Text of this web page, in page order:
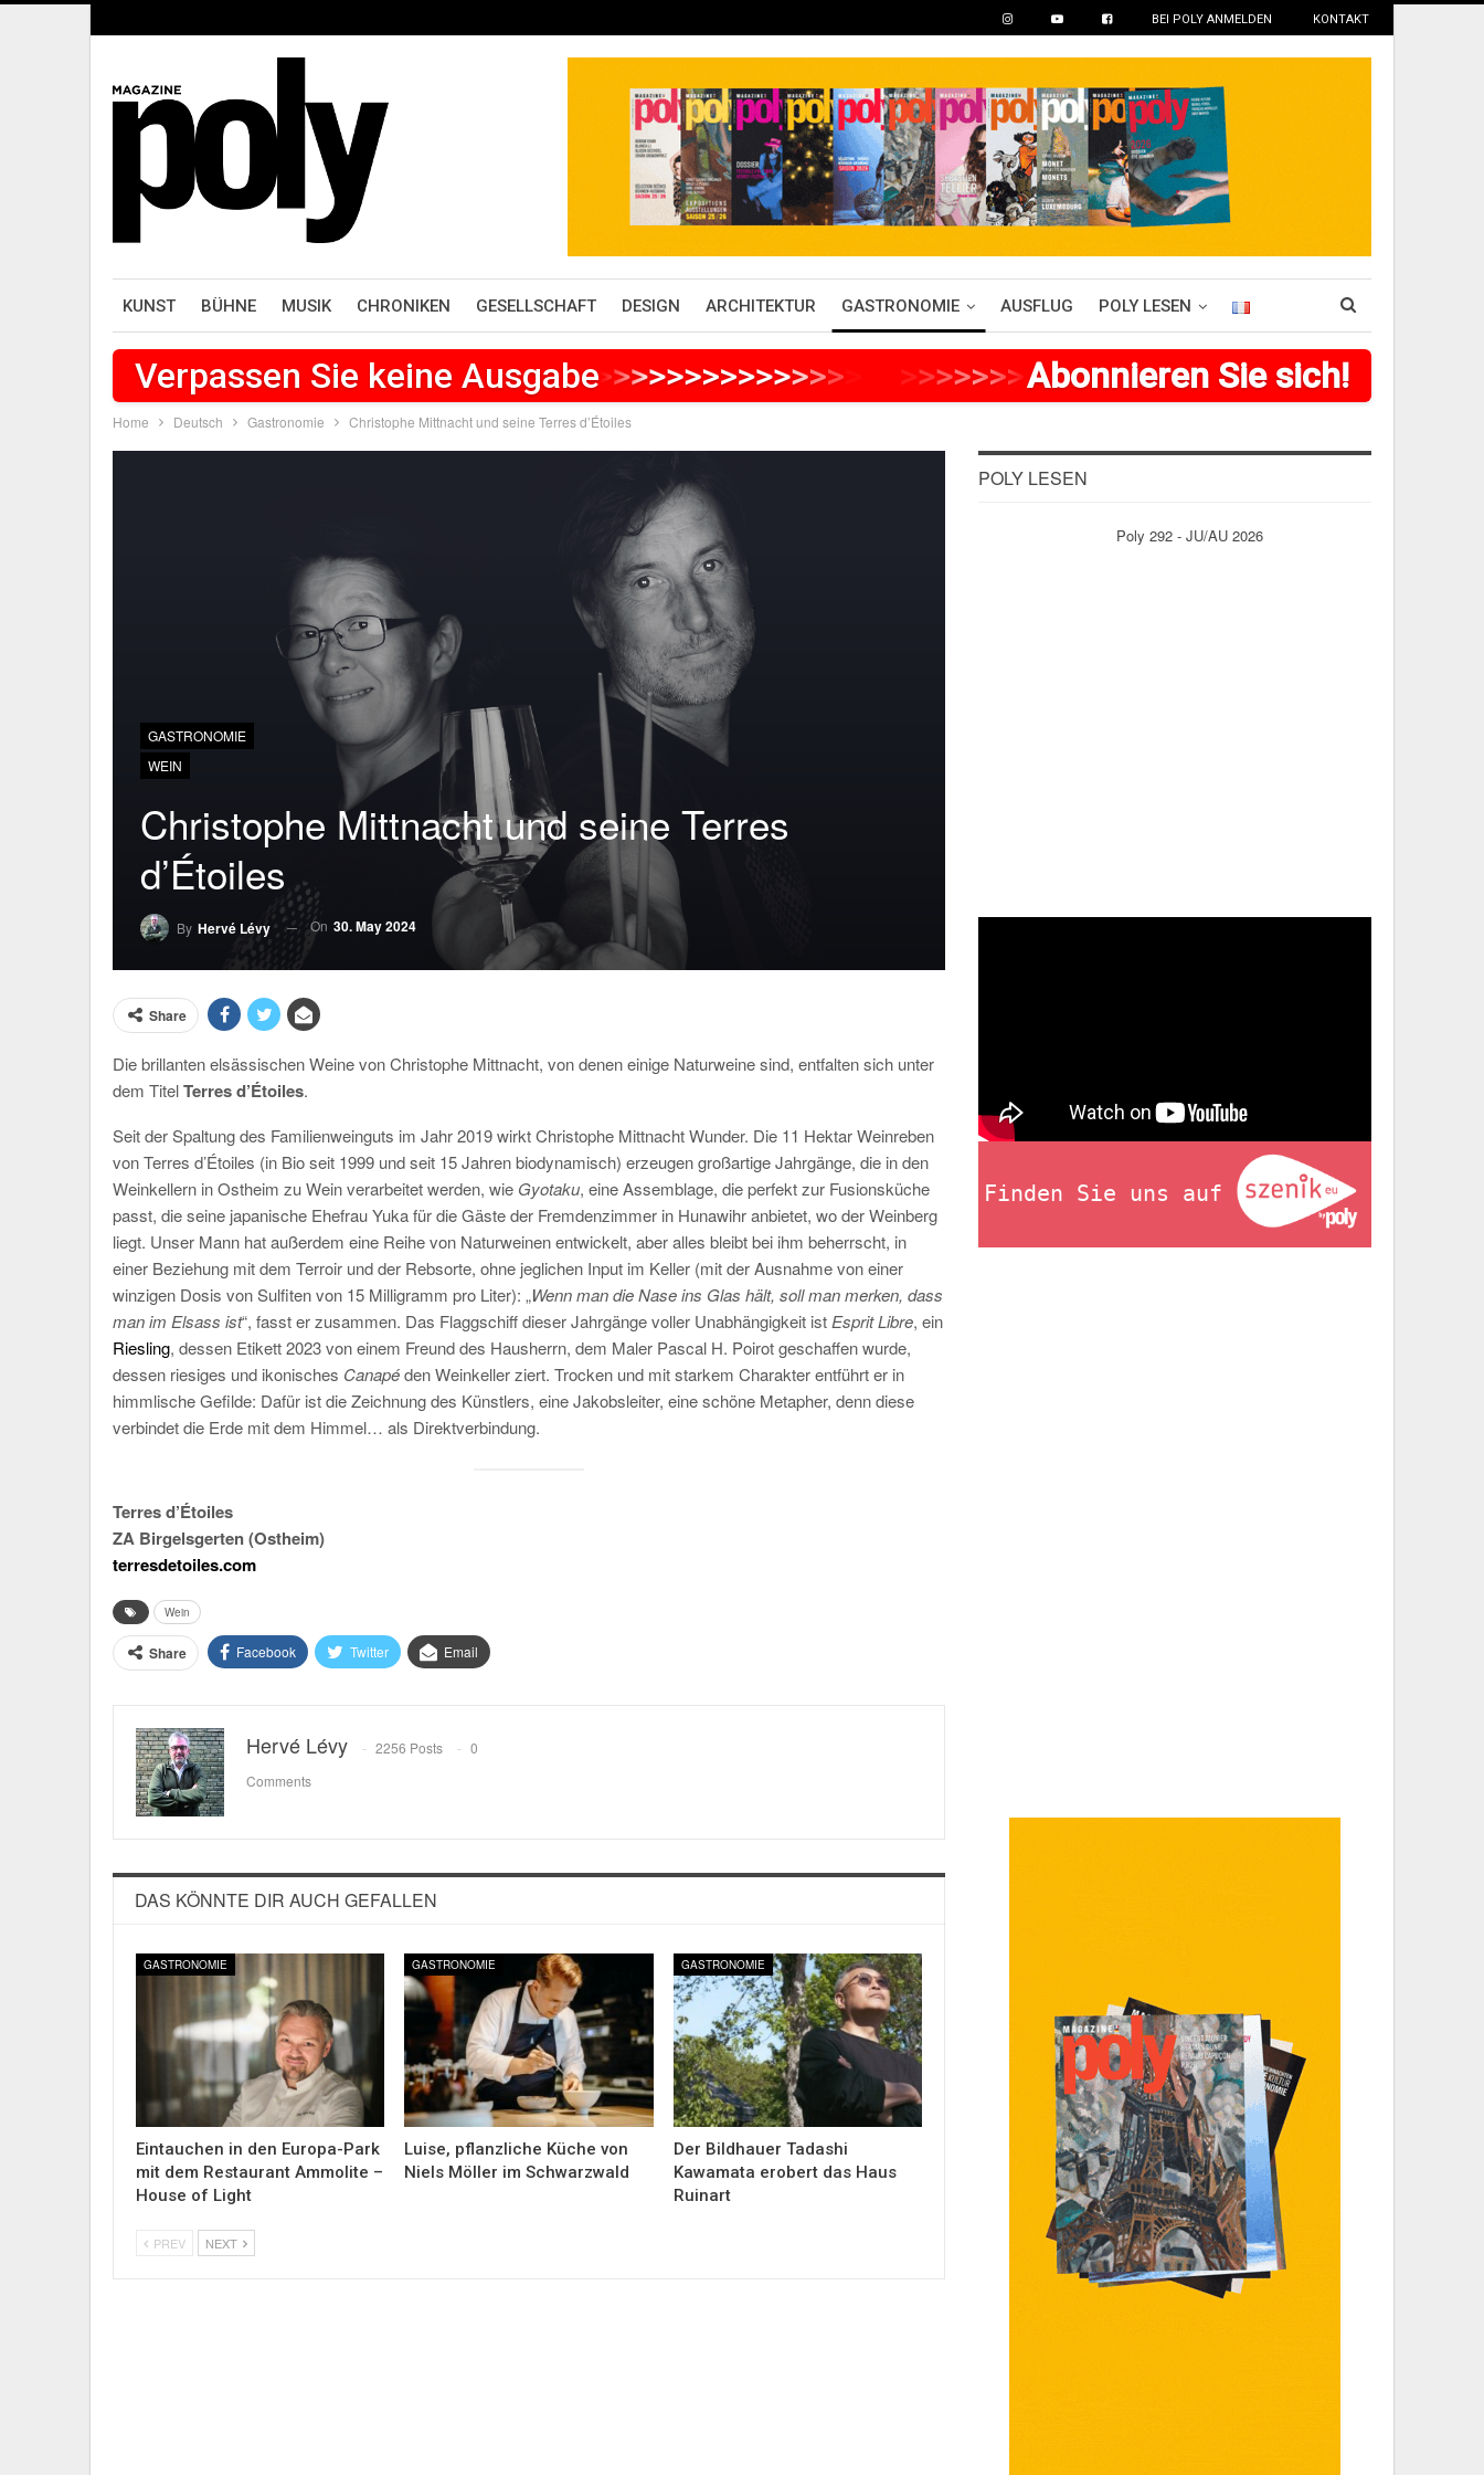
BEI POLY ANMELDEN KONTAKT
KUNST BÜHNE MUSIK CHRONIKEN GESELLSCHAFT DESIGN ARCHITEKTUR GASTRONOMIE AUSFLUG POLY LESEN
Verpassen Sie keine Ausgabe>>>>>>>>>>>>>> >>>>>> >>>>>>>>
Abonnieren Sie sich!
Home Deutsch Gastronomie Christophe Mittnacht und seine Terres d’Étoiles
GASTRONOMIE
WEIN
Christophe Mittnacht und seine Terres
d’Étoiles
By Hervé Lévy On 30. May 2024
Share
Die brillanten elsässischen Weine von Christophe Mittnacht, von denen einige Naturweine sind, entfalten sich unter
dem TitelTerres d’Étoiles.
Seit der Spaltung des Familienweinguts im Jahr 2019 wirkt Christophe Mittnacht Wunder. Die 11 Hektar Weinreben
von Terres d’Étoiles (in Bio seit 1999 und seit 15 Jahren biodynamisch) erzeugen großartige Jahrgänge, die in den
Weinkellern in Ostheim zu Wein verarbeitet werden, wie Gyotaku, eine Assemblage, die perfekt zur Fusionsküche
passt, die seine japanische Ehefrau Yuka für die Gäste der Fremdenzimmer in Hunawihr anbietet, wo der Weinberg
liegt. Unser Mann hat außerdem eine Reihe von Naturweinen entwickelt, aber alles bleibt bei ihm beherrscht, in
einer Beziehung mit dem Terroir und der Rebsorte, ohne jeglichen Input im Keller (mit der Ausnahme von einer
winzigen Dosis von Sulfiten von 15 Milligramm pro Liter): „Wenn man die Nase ins Glas hält, soll man merken, dass
man im Elsass ist“, fasst er zusammen. Das Flaggschiff dieser Jahrgänge voller Unabhängigkeit ist Esprit Libre, ein
Riesling, dessen Etikett 2023 von einem Freund des Hausherrn, dem Maler Pascal H. Poirot geschaffen wurde,
dessen riesiges und ikonisches Canapéden Weinkeller ziert. Trocken und mit starkem Charakter entführt er in
himmlische Gefilde: Dafür ist die Zeichnung des Künstlers, eine Jakobsleiter, eine schöne Metapher, denn diese
verbindet die Erde mit dem Himmel… als Direktverbindung.
Terres d’Étoiles
ZA Birgelsgerten (Ostheim)
terresdetoiles.com
Wein
Share Facebook Twitter Email
Hervé Lévy 2256 Posts
0
Comments
DAS KÖNNTE DIR AUCH GEFALLEN
GASTRONOMIE
Eintauchen in den Europa-Park
mit dem Restaurant Ammolite –
House of Light
GASTRONOMIE
Luise, pflanzliche Küche von
Niels Möller im Schwarzwald
GASTRONOMIE
Der Bildhauer Tadashi
Kawamata erobert das Haus
Ruinart
PREV NEXT
POLY LESEN
Poly 292 - JU/AU 2026
Finden Sie uns auf